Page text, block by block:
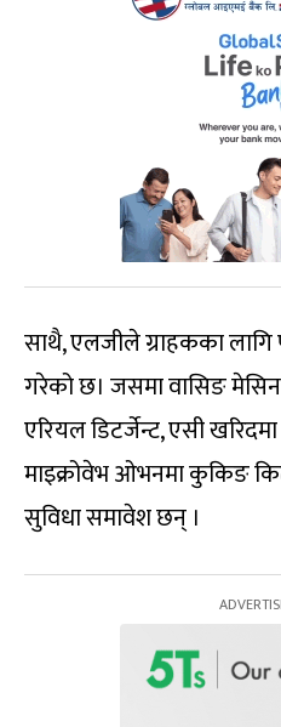
साथै, एलजीले ग्राहकका
गरेको छ। जसमा वासिङ
एरियल डिटर्जेन्ट, एसी
माइक्रोवेभ ओभनमा कुकिङ
सुविधा समावेश छन् ।